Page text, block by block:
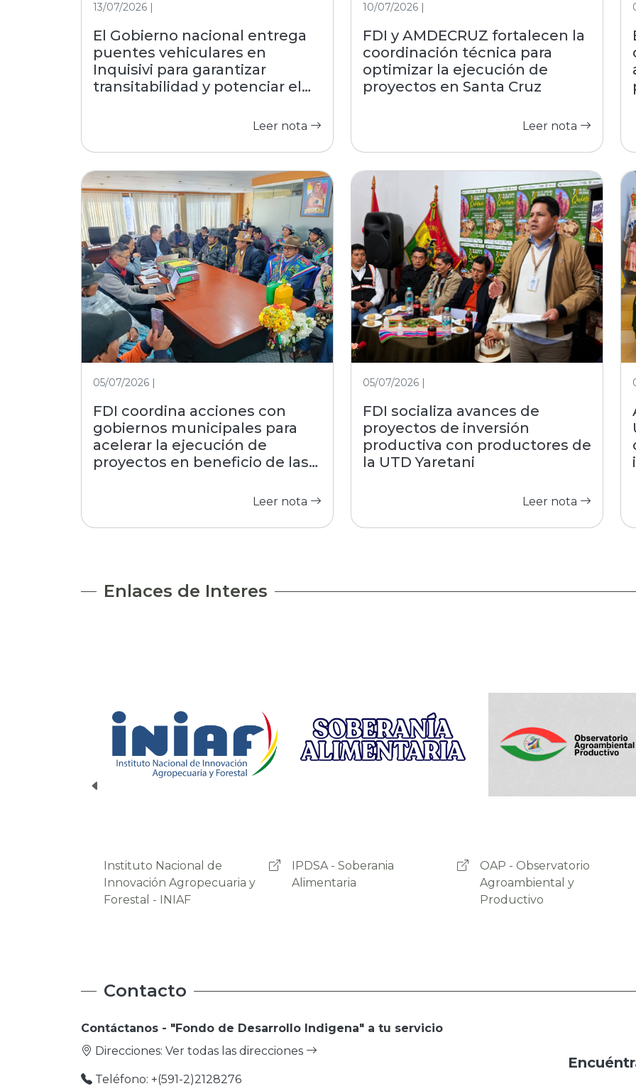
13/07/2026 |
El Gobierno nacional entrega
puentes vehiculares en
Inquisivi para garantizar
transitabilidad y potenciar el
Leer nota
10/07/2026 |
FDI y AMDECRUZ fortalecen la
coordinación técnica para
optimizar la ejecución de
proyectos en Santa Cruz
Leer nota
05/07/2026 |
FDI coordina acciones con
gobiernos municipales para
acelerar la ejecución de
proyectos en beneficio de las
Leer nota
05/07/2026 |
FDI socializa avances de
proyectos de inversión
productiva con productores de
la UTD Yaretani
Leer nota
Enlaces de Interes
IPDSA - Soberania
Alimentaria
OAP - Observatorio
Agroambiental y
Programa Empoderar
Contacto
Contáctanos - "Fondo de Desarrollo Indigena" a tu servicio
Direcciones: Ver todas las direcciones
Teléfono: +(591-2)2128276